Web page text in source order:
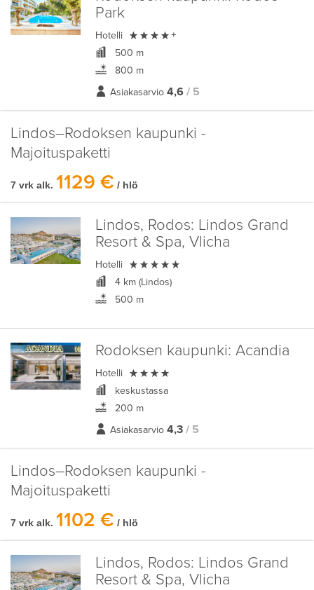
Park
Hotelli  +
500 m
800 m
Asiakasarvio 4,6 / 5
Lindos–Rodoksen kaupunki -
Majoituspaketti
7 vrk alk. 1129 € / hlö
Lindos, Rodos: Lindos Grand
Resort & Spa, Vlicha
Hotelli 
4 km (Lindos)
500 m
Rodoksen kaupunki: Acandia
Hotelli 
keskustassa
200 m
Asiakasarvio 4,3 / 5
Lindos–Rodoksen kaupunki -
Majoituspaketti
7 vrk alk. 1102 € / hlö
Lindos, Rodos: Lindos Grand
Resort & Spa, Vlicha